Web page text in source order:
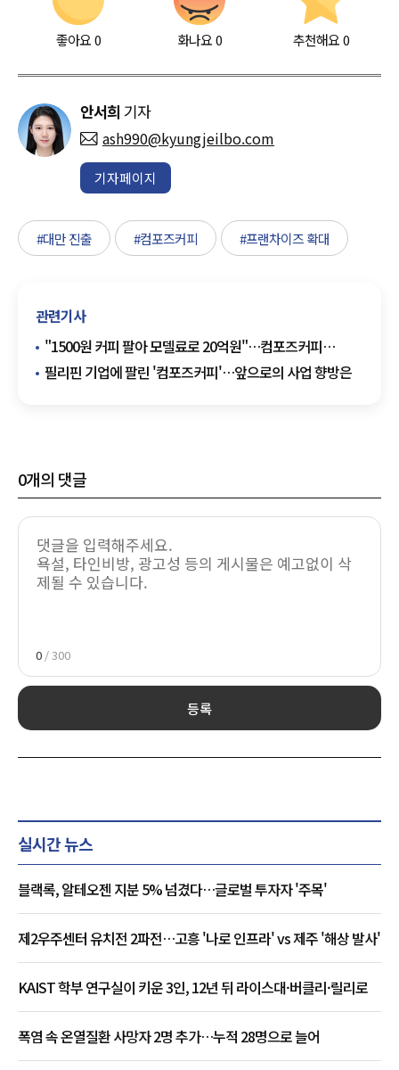
좋아요0 화나요0 추천해요 0
안서희 기자
ash990@kyungjeilbo.com
기자페이지
#대만 진출 #컴포즈커피 #프랜차이즈 확대
관련기사
"1500원 커피 팔아 모델료로 20억원"…컴포즈커피
가맹점주 '부글'
필리핀 기업에 팔린 '컴포즈커피'…앞으로의 사업 향방은
0개의 댓글
0 / 300
등록
실시간 뉴스
블랙록, 알테오젠 지분 5% 넘겼다…글로벌 투자자 '주목'
제2우주센터 유치전 2파전…고흥 '나로 인프라' vs 제주 '해상 발사'
KAIST 학부 연구실이 키운 3인, 12년 뒤 라이스대·버클리·릴리로
폭염 속 온열질환 사망자 2명 추가…누적 28명으로 늘어